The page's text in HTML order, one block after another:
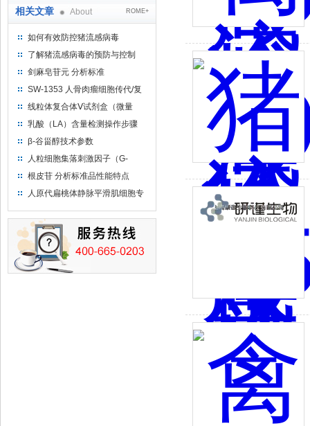
相关文章 About ROME+
如何有效防控猪流感病毒
了解猪流感病毒的预防与控制
剑麻皂苷元 分析标准
品,HPLC≥98%
SW-1353 人骨肉瘤细胞传代/复
苏操作
线粒体复合体Ⅴ试剂盒（微量
法）说明书
乳酸（LA）含量检测操作步骤
β-谷甾醇技术参数
人粒细胞集落刺激因子（G-
CSF）ELISA试剂盒说明书
根皮苷 分析标准品性能特点
人原代扁桃体静脉平滑肌细胞专